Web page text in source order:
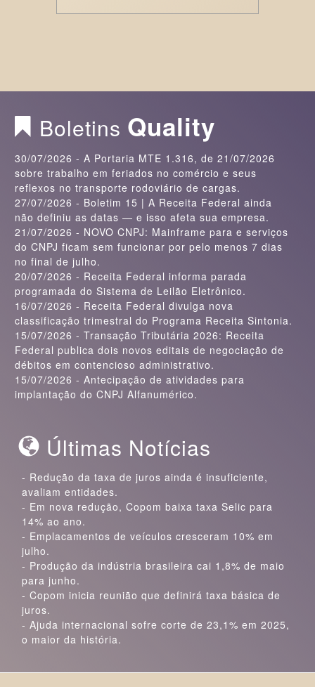
Boletins Quality
30/07/2026 - A Portaria MTE 1.316, de 21/07/2026
sobre trabalho em feriados no comércio e seus
reflexos no transporte rodoviário de cargas.
27/07/2026 - Boletim 15 | A Receita Federal ainda
não definiu as datas — e isso afeta sua empresa.
21/07/2026 - NOVO CNPJ: Mainframe para e serviços
do CNPJ ficam sem funcionar por pelo menos 7 dias
no final de julho.
20/07/2026 - Receita Federal informa parada
programada do Sistema de Leilão Eletrônico.
16/07/2026 - Receita Federal divulga nova
classificação trimestral do Programa Receita Sintonia.
15/07/2026 - Transação Tributária 2026: Receita
Federal publica dois novos editais de negociação de
débitos em contencioso administrativo.
15/07/2026 - Antecipação de atividades para
implantação do CNPJ Alfanumérico.
Últimas Notícias
- Redução da taxa de juros ainda é insuficiente,
avaliam entidades.
- Em nova redução, Copom baixa taxa Selic para
14% ao ano.
- Emplacamentos de veículos cresceram 10% em
julho.
- Produção da indústria brasileira cai 1,8% de maio
para junho.
- Copom inicia reunião que definirá taxa básica de
juros.
- Ajuda internacional sofre corte de 23,1% em 2025,
o maior da história.